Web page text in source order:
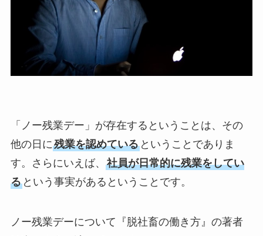
「ノー残業デー」が存在するということは、その
他の日に残業を認めているということでありま
す。さらにいえば、 社員が日常的に残業をしてい
るという事実があるということです。
ノー残業デーについて『脱社畜の働き方』の著者